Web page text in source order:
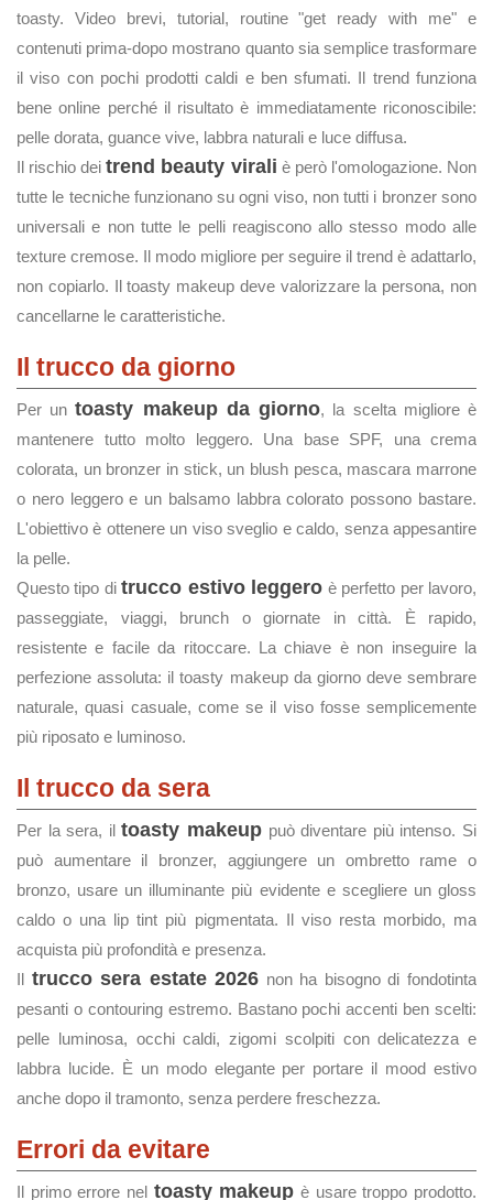
toasty. Video brevi, tutorial, routine "get ready with me" e
contenuti prima-dopo mostrano quanto sia semplice trasformare
il viso con pochi prodotti caldi e ben sfumati. Il trend funziona
bene online perché il risultato è immediatamente riconoscibile:
pelle dorata, guance vive, labbra naturali e luce diffusa.
Il rischio deitrend beauty virali è però l'omologazione. Non
tutte le tecniche funzionano su ogni viso, non tutti i bronzer sono
universali e non tutte le pelli reagiscono allo stesso modo alle
texture cremose. Il modo migliore per seguire il trend è adattarlo,
non copiarlo. Il toasty makeup deve valorizzare la persona, non
cancellarne le caratteristiche.
Il trucco da giorno
Per untoasty makeup da giorno, la scelta migliore è
mantenere tutto molto leggero. Una base SPF, una crema
colorata, un bronzer in stick, un blush pesca, mascara marrone
o nero leggero e un balsamo labbra colorato possono bastare.
L'obiettivo è ottenere un viso sveglio e caldo, senza appesantire
la pelle.
Questo tipo ditrucco estivo leggero è perfetto per lavoro,
passeggiate, viaggi, brunch o giornate in città. È rapido,
resistente e facile da ritoccare. La chiave è non inseguire la
perfezione assoluta: il toasty makeup da giorno deve sembrare
naturale, quasi casuale, come se il viso fosse semplicemente
più riposato e luminoso.
Il trucco da sera
Per la sera, iltoasty makeup può diventare più intenso. Si
può aumentare il bronzer, aggiungere un ombretto rame o
bronzo, usare un illuminante più evidente e scegliere un gloss
caldo o una lip tint più pigmentata. Il viso resta morbido, ma
acquista più profondità e presenza.
Il trucco sera estate 2026 non ha bisogno di fondotinta
pesanti o contouring estremo. Bastano pochi accenti ben scelti:
pelle luminosa, occhi caldi, zigomi scolpiti con delicatezza e
labbra lucide. È un modo elegante per portare il mood estivo
anche dopo il tramonto, senza perdere freschezza.
Errori da evitare
Il primo errore nel toasty makeup è usare troppo prodotto.